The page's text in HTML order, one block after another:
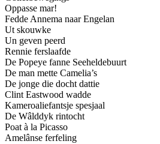
Oppasse mar!
Fedde Annema naar Engelan
Ut skouwke
Un geven peerd
Rennie ferslaafde
De Popeye fanne Seeheldebuurt
De man mette Camelia’s
De jonge die docht dattie
Clint Eastwood wadde
Kameroaliefantsje spesjaal
De Wâlddyk rintocht
Poat à la Picasso
Amelânse ferfeling